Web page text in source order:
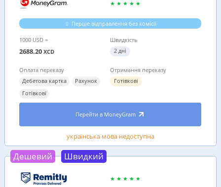
Перше відправлення без комісії
1000 USD =
2688.20 XCD
Швидкість
2 дні
Оплата переказу
Дебетова картка
Рахунок
Готівкові
Отримання переказу
Готівкові
Перейти в MoneyGram
українська мова недоступна
Дешевий Швидкий